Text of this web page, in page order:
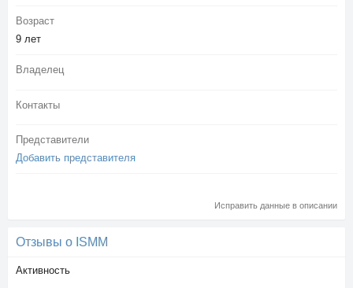
Возраст
9 лет
Владелец
Контакты
Представители
Добавить представителя
Исправить данные в описании
Отзывы о ISMM
Активность